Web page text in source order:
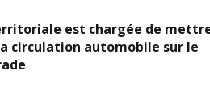
est chargée de
circulation automobile sur le
.